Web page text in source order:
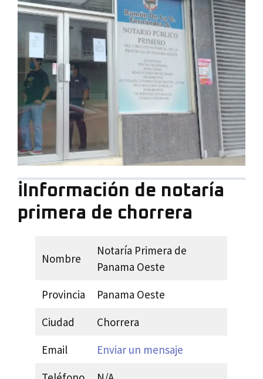
ℹ️Información de notaría
primera de chorrera
Nombre
Notaría Primera de
Panama Oeste
Provincia
Panama Oeste
Ciudad
Chorrera
Email
Enviar un mensaje